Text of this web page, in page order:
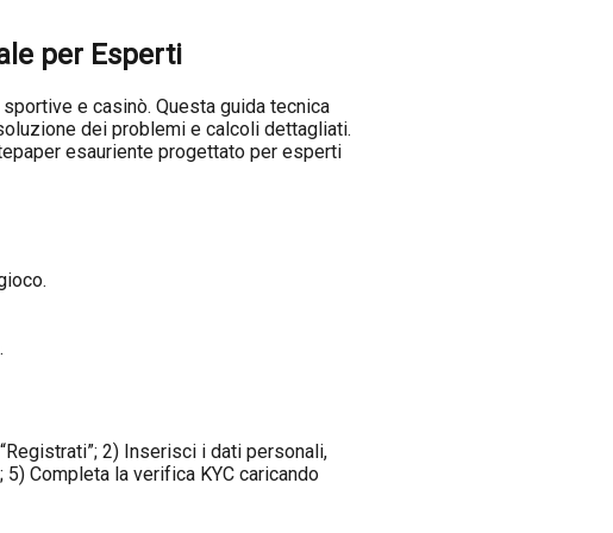
per Esperti
e casinò. Questa guida tecnica
dei problemi e calcoli dettagliati.
esauriente progettato per esperti
2) Inserisci i dati personali,
5) Completa la verifica KYC caricando